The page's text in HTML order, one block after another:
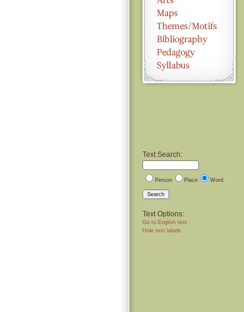
Text Search:
Person Place Word
Search
Text Options:
Go to English text
Hide text labels